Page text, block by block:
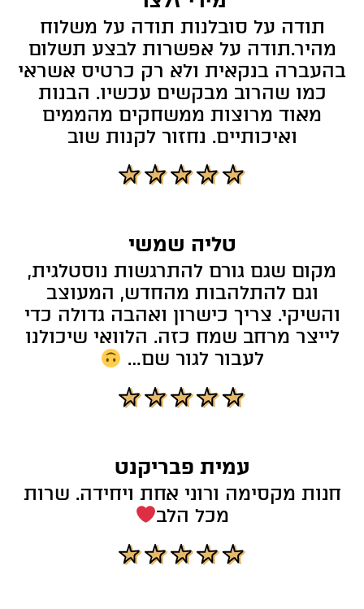
תודה על סובלנות תודה על משלוח
מהיר.תודה על אפשרות לבצע תשלום
בהעברה בנקאית ולא רק כרטיס אשראי
כמו שהרוב מבקשים עכשיו. הבנות
מאוד מרוצות ממשחקים מהממים
ואיכותיים. נחזור לקנות שוב
טליה שמשי
מקום שגם גורם להתרגשות נוסטלגית,
וגם להתלהבות מהחדש, המעוצב
והשיקי. צריך כישרון ואהבה גדולה כדי
לייצר מרחב שמח כזה. הלוואי שיכולנו
לעבור לגור שם…
עמית פבריקנט
חנות מקסימה ורוני אחת ויחידה. שרות
מכל הלב